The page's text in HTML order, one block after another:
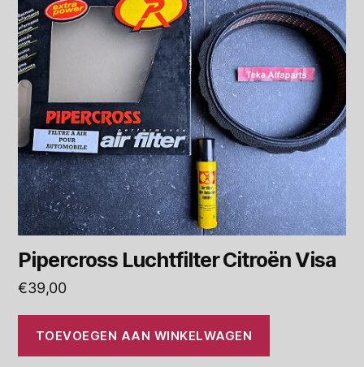
Pipercross Luchtfilter Citroën Visa
€39,00
TOEVOEGEN AAN WINKELWAGEN